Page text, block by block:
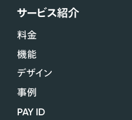
サービス紹介
料金
機能
デザイン
事例
PAY ID